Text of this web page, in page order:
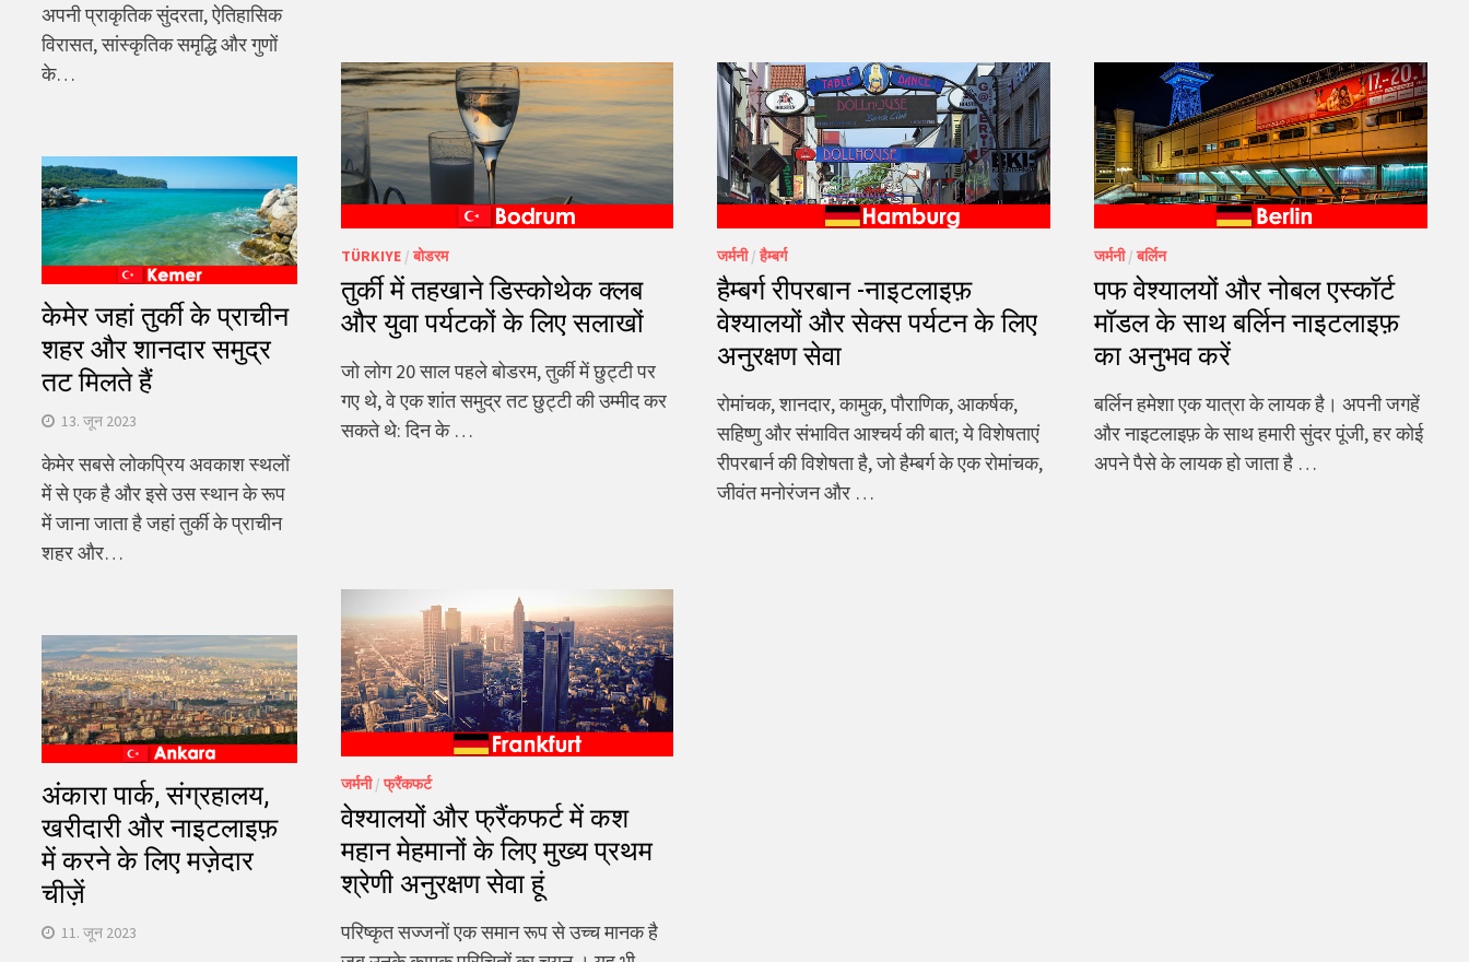
TÜRKIYE/बोडरम
तुर्की में तहखाने डिस्कोथेक क्लब
और युवा पर्यटकों के लिए सलाखों
जो लोग 20 साल पहले बोडरम, तुर्की में छुट्टी पर
गए थे, वे एक शांत समुद्र तट छुट्टी की उम्मीद कर
सकते थे: दिन के …
जर्मनी/हैम्बर्ग
हैम्बर्ग रीपरबान -नाइटलाइफ़
वेश्यालयों और सेक्स पर्यटन के लिए
अनुरक्षण सेवा
रोमांचक, शानदार, कामुक, पौराणिक, आकर्षक,
सहिष्णु और संभावित आश्चर्य की बात; ये विशेषताएं
रीपरबार्न की विशेषता है, जो हैम्बर्ग के एक रोमांचक,
जीवंत मनोरंजन और …
जर्मनी/बर्लिन
पफ वेश्यालयों और नोबल एस्कॉर्ट
मॉडल के साथ बर्लिन नाइटलाइफ़
का अनुभव करें
बर्लिन हमेशा एक यात्रा के लायक है। अपनी जगहें
और नाइटलाइफ़ के साथ हमारी सुंदर पूंजी, हर कोई
अपने पैसे के लायक हो जाता है …
जर्मनी/फ्रैंकफर्ट
वेश्यालयों और फ्रैंकफर्ट में कश
महान मेहमानों के लिए मुख्य प्रथम
श्रेणी अनुरक्षण सेवा हूं
परिष्कृत सज्जनों एक समान रूप से उच्च मानक है
अपनी प्राकृतिक सुंदरता, ऐतिहासिक
विरासत, सांस्कृतिक समृद्धि और गुणों
के…
केमेर जहां तुर्की के प्राचीन
शहर और शानदार समुद्र
तट मिलते हैं
13. जून 2023
केमेर सबसे लोकप्रिय अवकाश स्थलों
में से एक है और इसे उस स्थान के रूप
में जाना जाता है जहां तुर्की के प्राचीन
शहर और…
अंकारा पार्क, संग्रहालय,
खरीदारी और नाइटलाइफ़
में करने के लिए मज़ेदार
चीज़ें
11. जून 2023